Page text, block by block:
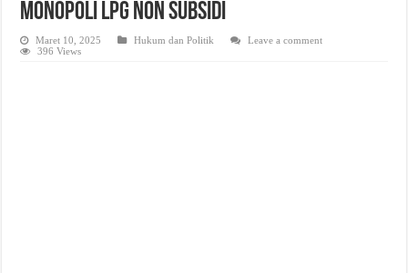
Monopoli LPG Non Subsidi
Maret 10, 2025 Hukum dan Politik
Leave a comment
396 Views